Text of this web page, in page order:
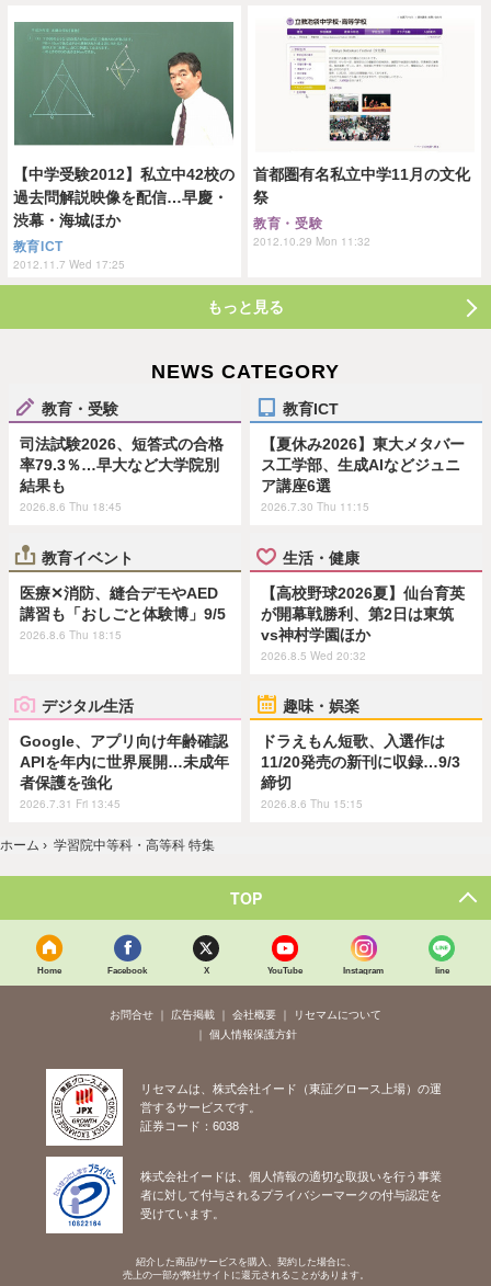
【中学受験2012】私立中42校の
過去問解説映像を配信…早慶・
渋幕・海城ほか
教育ICT
2012.11.7 Wed 17:25
首都圏有名私立中学11月の文化
祭
教育・受験
2012.10.29 Mon 11:32
もっと見る
NEWS CATEGORY
教育・受験
司法試験2026、短答式の合格
率79.3％…早大など大学院別
結果も
2026.8.6 Thu 18:45
教育ICT
【夏休み2026】東大メタバー
ス工学部、生成AIなどジュニ
ア講座6選
2026.7.30 Thu 11:15
教育イベント
医療✕消防、縫合デモやAED
講習も「おしごと体験博」9/5
2026.8.6 Thu 18:15
生活・健康
【高校野球2026夏】仙台育英
が開幕戦勝利、第2日は東筑
vs神村学園ほか
2026.8.5 Wed 20:32
デジタル生活
Google、アプリ向け年齢確認
APIを年内に世界展開…未成年
者保護を強化
2026.7.31 Fri 13:45
趣味・娯楽
ドラえもん短歌、入選作は
11/20発売の新刊に収録…9/3
締切
2026.8.6 Thu 15:15
ホーム › 学習院中等科・高等科 特集
TOP
Home Facebook X YouTube Instagram line
お問合せ 広告掲載 会社概要
リセマムについて
個人情報保護方針
リセマムは、株式会社イード（東証グロース上場）の運
営するサービスです。
証券コード：6038
株式会社イードは、個人情報の適切な取扱いを行う事業
者に対して付与されるプライバシーマークの付与認定を
受けています。
紹介した商品/サービスを購入、契約した場合に、
売上の一部が弊社サイトに還元されることがあります。